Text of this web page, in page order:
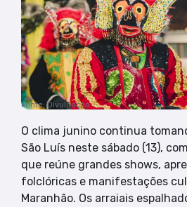
Fonte: Divulgação
O clima junino continua
São Luís neste sábado (13),
que reúne grandes shows,
folclóricas e manifestações
Maranhão. Os arraiais